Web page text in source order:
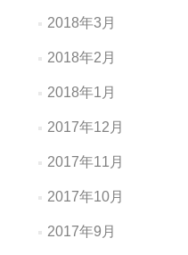
2018年3月
2018年2月
2018年1月
2017年12月
2017年11月
2017年10月
2017年9月